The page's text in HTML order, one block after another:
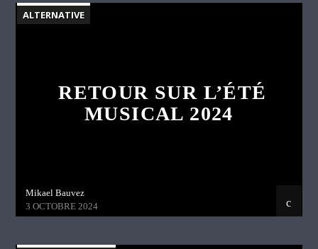
ALTERNATIVE
RETOUR SUR L’ÉTÉ
MUSICAL 2024
Mikael Bauvez
3 OCTOBRE 2024